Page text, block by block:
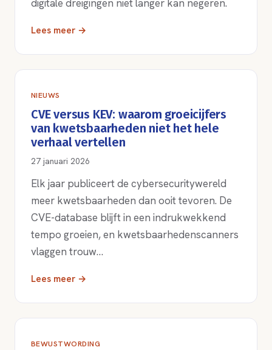
digitale dreigingen niet langer kan negeren.
Lees meer →
NIEUWS
CVE versus KEV: waarom groeicijfers
van kwetsbaarheden niet het hele
verhaal vertellen
27 januari 2026
Elk jaar publiceert de cybersecuritywereld
meer kwetsbaarheden dan ooit tevoren. De
CVE-database blijft in een indrukwekkend
tempo groeien, en kwetsbaarhedenscanners
vlaggen trouw…
Lees meer →
BEWUSTWORDING